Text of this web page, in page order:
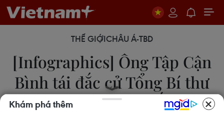
THẾ GIỚICHÂU Á-TBD
[Infographics] Ông Tập Cận
Bình tái đắc cử Tổng Bí thư
ĐCS Trung Quốc
Khám phá thêm